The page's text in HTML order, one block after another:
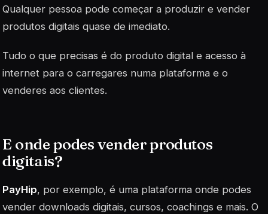
Qualquer pessoa pode começar a produzir e vender
produtos digitais quase de imediato.
Tudo o que precisas é do produto digital e acesso à
internet para o carregares numa plataforma e o
venderes aos clientes.
E onde podes vender produtos
digitais?
PayHip, por exemplo, é uma plataforma onde podes
vender downloads digitais, cursos, coachings e mais. O